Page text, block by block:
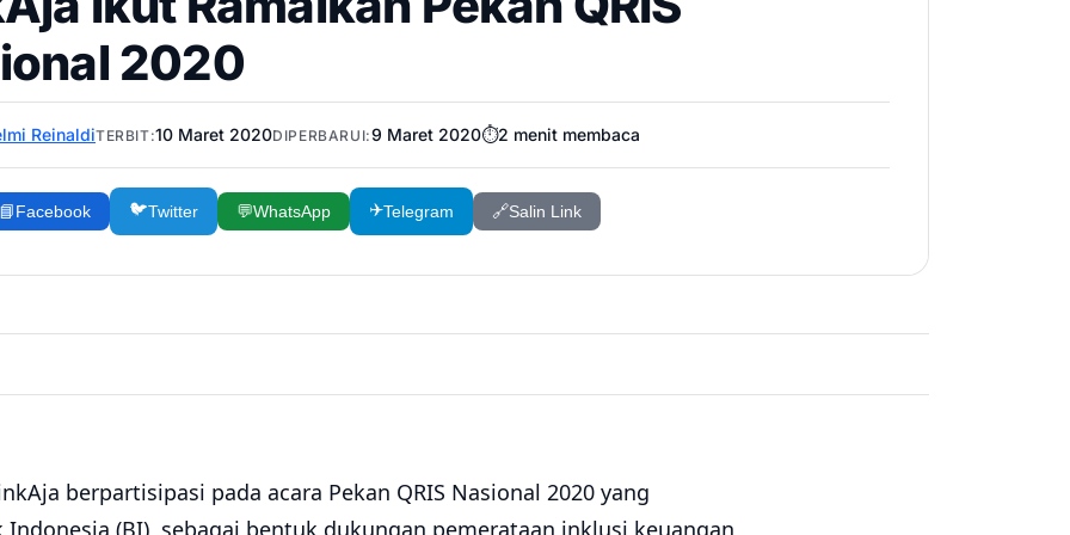
2020
ReinaldiTERBIT:10 Maret 2020DIPERBARUI:9 Maret 2020⏱️2 menit membaca
📘Facebook 🐦Twitter 💬WhatsApp ✈️Telegram 🔗Salin Link
berpartisipasi pada acara Pekan QRIS Nasional 2020 yang